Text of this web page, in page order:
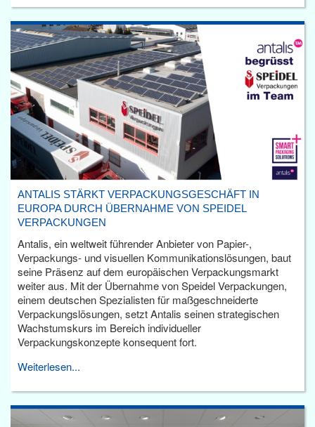
ANTALIS STÄRKT VERPACKUNGSGESCHÄFT IN
EUROPA DURCH ÜBERNAHME VON SPEIDEL
VERPACKUNGEN
Antalis, ein weltweit führender Anbieter von Papier-,
Verpackungs- und visuellen Kommunikationslösungen, baut
seine Präsenz auf dem europäischen Verpackungsmarkt
weiter aus. Mit der Übernahme von Speidel Verpackungen,
einem deutschen Spezialisten für maßgeschneiderte
Verpackungslösungen, setzt Antalis seinen strategischen
Wachstumskurs im Bereich individueller
Verpackungskonzepte konsequent fort.
Weiterlesen...